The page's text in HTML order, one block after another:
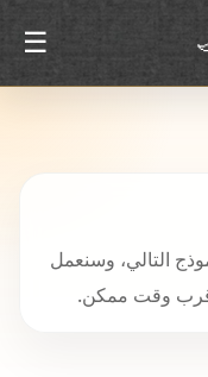
☰
التالي، وسنعمل
وقت ممكن.